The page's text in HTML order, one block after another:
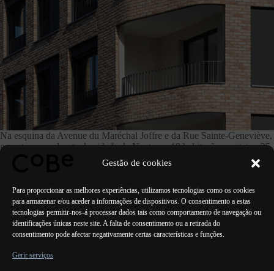
Gestão de cookies
Para proporcionar as melhores experiências, utilizamos tecnologias como os cookies
para armazenar e/ou aceder a informações de dispositivos. O consentimento a estas
tecnologias permitir-nos-á processar dados tais como comportamento de navegação ou
identificações únicas neste site. A falta de consentimento ou a retirada do
consentimento pode afectar negativamente certas características e funções.
Gerir serviços
Na esquina da Avenue du Maréchal Joffre e da Rue Sainte-Geneviève,
no extremo sudoeste da cidade de Nanterre, 18 habitações sociais e 25
habitações à venda ao público em geral, desde T1 até T4, partilham o
mesmo patamar em 6 pisos, decorados com tijolos maciços, e
ANTERIOR PRÓXIMO